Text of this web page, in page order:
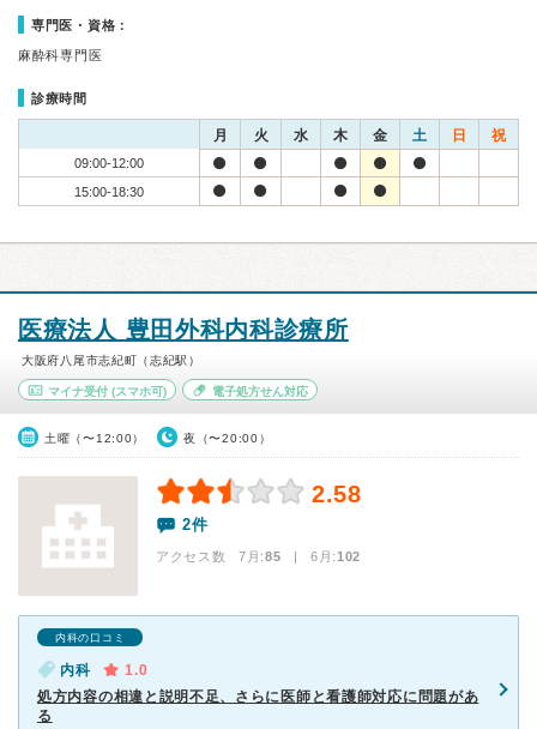
専門医・資格：
麻酔科専門医
診療時間
月 火 水 木 金 土 日 祝
09:00-12:00
15:00-18:30
医療法人 豊田外科内科診療所
大阪府八尾市志紀町（志紀駅）
マイナ受付 (スマホ可) 電子処方せん対応
土曜（〜12:00） 夜（〜20:00）
2.58
2件
アクセス数 7月:85 | 6月:102
内科の口コミ
内科
1.0
処方内容の相違と説明不足、さらに医師と看護師対応に問題があ
る